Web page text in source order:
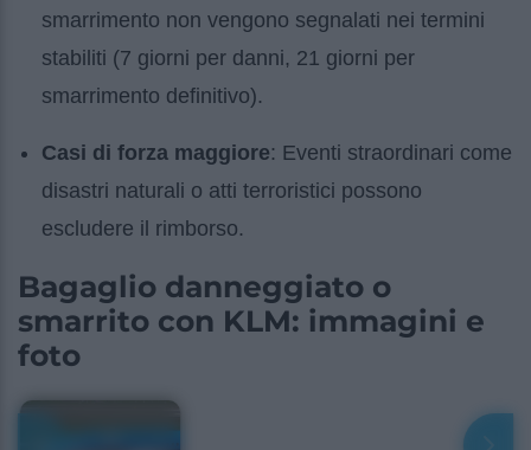
smarrimento non vengono segnalati nei termini
stabiliti (7 giorni per danni, 21 giorni per
smarrimento definitivo).
Casi di forza maggiore: Eventi straordinari come
disastri naturali o atti terroristici possono
escludere il rimborso.
Bagaglio danneggiato o
smarrito con KLM: immagini e
foto